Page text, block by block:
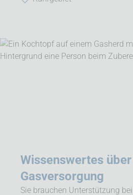
Wissenswertes
Gasversorgung
Sie brauchen Unterstützung